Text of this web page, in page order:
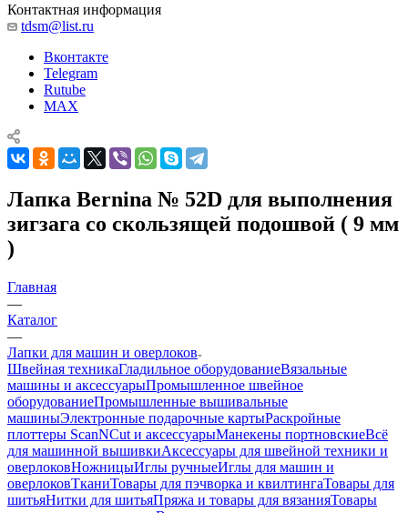
Контактная информация
tdsm@list.ru
Вконтакте
Telegram
Rutube
MAX
Лапка Bernina № 52D для выполнения
зигзага со скользящей подошвой ( 9 мм
)
Главная
—
Каталог
—
Лапки для машин и оверлоков
Швейная техникаГладильное оборудованиеВязальные
машины и аксессуарыПромышленное швейное
оборудованиеПромышленные вышивальные
машиныЭлектронные подарочные картыРаскройные
плоттеры ScanNCut и аксессуарыМанекены портновскиеВсё
для машинной вышивкиАксессуары для швейной техники и
оверлоковНожницыИглы ручныеИглы для машин и
оверлоковТканиТовары для пэчворка и квилтингаТовары для
шитьяНитки для шитьяПряжа и товары для вязанияТовары